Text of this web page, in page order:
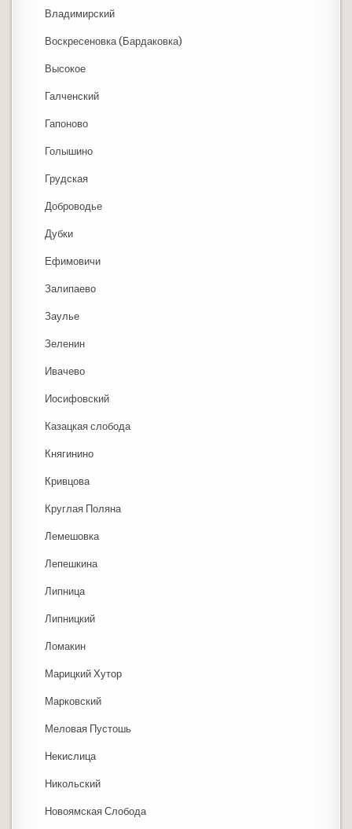
Владимирский
Воскресеновка (Бардаковка)
Высокое
Галченский
Гапоново
Голышино
Грудская
Доброводье
Дубки
Ефимовичи
Залипаево
Заулье
Зеленин
Ивачево
Иосифовский
Казацкая слобода
Княгинино
Кривцова
Круглая Поляна
Лемешовка
Лепешкина
Липница
Липницкий
Ломакин
Марицкий Хутор
Марковский
Меловая Пустошь
Некислица
Никольский
Новоямская Слобода